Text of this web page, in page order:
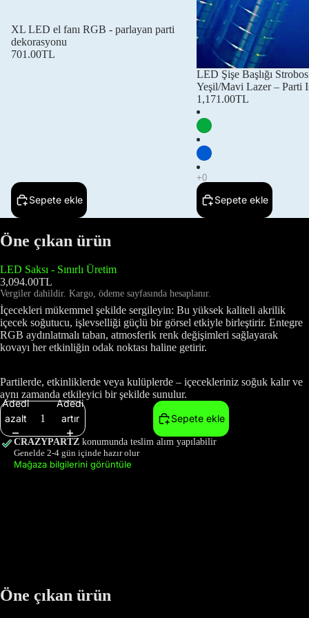
XL LED el fanı RGB - parlayan parti
dekorasyonu
701.00TL
Sepete ekle
LED Şişe Başlığı
Yeşil/Mavi Lazer – Parti
1,171.00TL
Sepete ekle
Öne çıkan ürün
LED Saksı - Sınırlı Üretim
3,094.00TL
Vergiler dahildir. Kargo, ödeme sayfasında hesaplanır.
İçecekleri mükemmel şekilde sergileyin: Bu yüksek kaliteli akrilik
içecek soğutucu, işlevselliği güçlü bir görsel etkiyle birleştirir. Entegre
RGB aydınlatmalı taban, atmosferik renk değişimleri sağlayarak
kovayı her etkinliğin odak noktası haline getirir.
Partilerde, etkinliklerde veya kulüplerde – içecekleriniz soğuk kalır ve
aynı zamanda etkileyici bir şekilde sunulur.
Adedi
azalt
Adedi
artır
Sepete ekle
CRAZYPARTZ konumunda teslim alım yapılabilir
Genelde 2-4 gün içinde hazır olur
Mağaza bilgilerini görüntüle
Öne çıkan ürün